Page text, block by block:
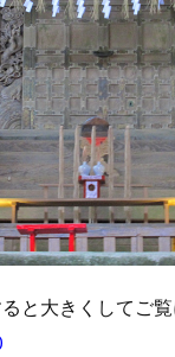
と大きくしてご覧